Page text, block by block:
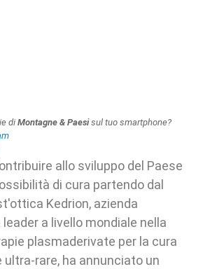
di Montagne & Paesisul tuo smartphone?
allo sviluppo del Paese
di cura partendo dal
Kedrion, azienda
a livello mondiale nella
plasmaderivate per la cura
rare, ha annunciato un